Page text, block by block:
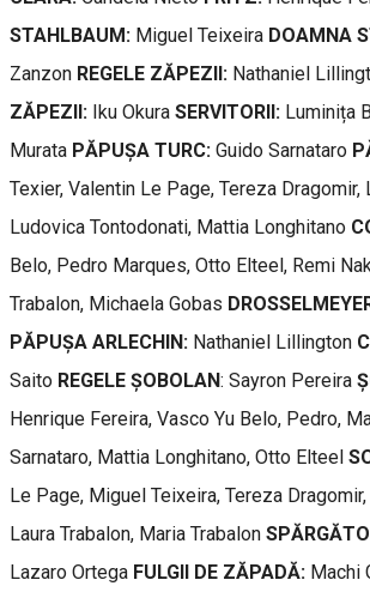
STAHLBAUM: Miguel Teixeira DOAMNA
Zanzon REGELE ZĂPEZII: Nathaniel
ZĂPEZII: Iku Okura SERVITORII: Luminița
Murata PĂPUȘA TURC: Guido Sarnataro
Texier, Valentin Le Page, Tereza Dragomir,
Ludovica Tontodonati, Mattia Longhitano
Belo, Pedro Marques, Otto Elteel, Remi
Trabalon, Michaela Gobas
PĂPUȘA ARLECHIN: Nathaniel Lillington
Saito REGELE ȘOBOLAN: Sayron Pereira
Henrique Fereira, Vasco Yu Belo, Pedro,
Sarnataro, Mattia Longhitano, Otto Elteel
Le Page, Miguel Teixeira, Tereza
Laura Trabalon, Maria Trabalon
Lazaro Ortega FULGII DE ZĂPADĂ: Machi